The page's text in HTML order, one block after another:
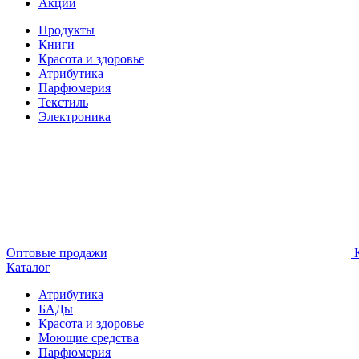
Акции
Продукты
Книги
Красота и здоровье
Атрибутика
Парфюмерия
Текстиль
Электроника
Оптовые продажи
Каталог
Атрибутика
БАДы
Красота и здоровье
Моющие средства
Парфюмерия